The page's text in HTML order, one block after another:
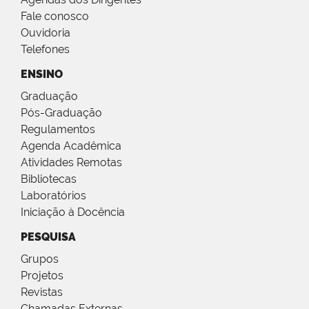
Fale conosco
Ouvidoria
Telefones
ENSINO
Graduação
Pós-Graduação
Regulamentos
Agenda Acadêmica
Atividades Remotas
Bibliotecas
Laboratórios
Iniciação à Docência
PESQUISA
Grupos
Projetos
Revistas